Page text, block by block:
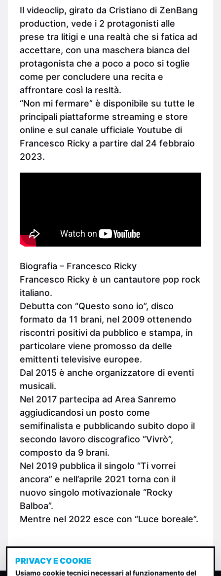
Il videoclip, girato da Cristiano di ZenBang
production, vede i 2 protagonisti alle
prese tra litigi e una realtà che si fatica ad
accettare, con una maschera bianca del
protagonista che a poco a poco si toglie
come per concludere una recita e
affrontare così la resltà.
“Non mi fermare” è disponibile su tutte le
principali piattaforme streaming e store
online e sul canale ufficiale Youtube di
Francesco Ricky a partire dal 24 febbraio
2023.
Biografia – Francesco Ricky
Francesco Ricky è un cantautore pop rock
italiano.
Debutta con “Questo sono io”, disco
formato da 11 brani, nel 2009 ottenendo
riscontri positivi da pubblico e stampa, in
particolare viene promosso da delle
emittenti televisive europee.
Dal 2015 è anche organizzatore di eventi
musicali.
Nel 2017 partecipa ad Area Sanremo
aggiudicandosi un posto come
semifinalista e pubblicando subito dopo il
secondo lavoro discografico “Vivrò”,
composto da 9 brani.
Nel 2019 pubblica il singolo “Ti vorrei
ancora” e nell’aprile 2021 torna con il
nuovo singolo motivazionale “Rocky
Balboa”.
Mentre nel 2022 esce con “Luce boreale”.
PRIVACY E COOKIE
Usiamo cookie tecnici necessari al funzionamento del